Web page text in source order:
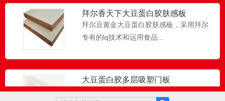
拜尔香天下大豆蛋白胶肤感板
拜尔豆黄金大豆蛋白胶肤感板，采用拜尔
专有的lq技术和运用食品...
大豆蛋白胶多层吸塑门板
...